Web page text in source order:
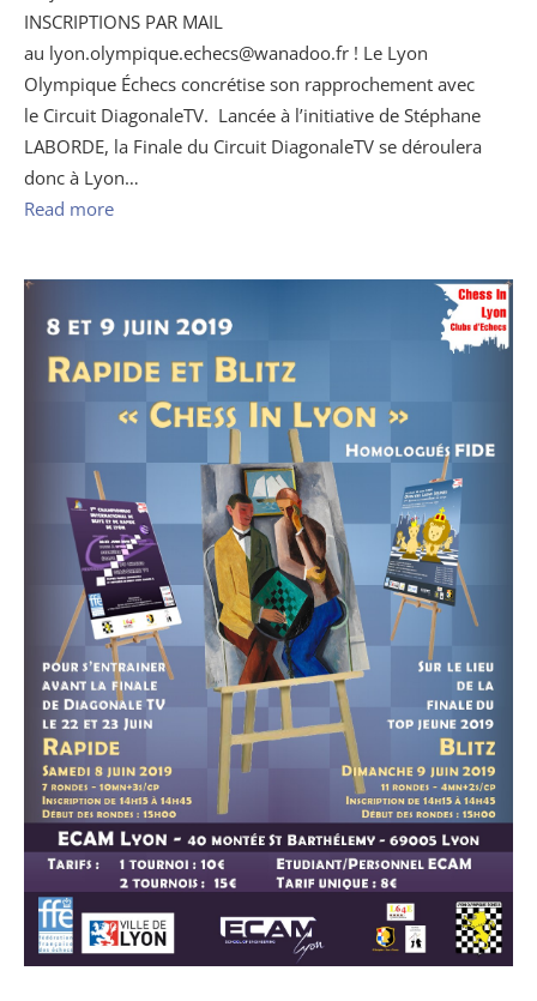
INSCRIPTIONS PAR MAIL
au lyon.olympique.echecs@wanadoo.fr ! Le Lyon
Olympique Échecs concrétise son rapprochement avec
le Circuit DiagonaleTV. Lancée à l’initiative de Stéphane
LABORDE, la Finale du Circuit DiagonaleTV se déroulera
donc à Lyon…
Read more